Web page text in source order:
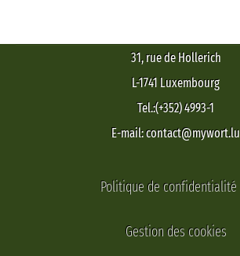
31, rue de Hollerich
L-1741 Luxembourg
Tel.:(+352) 4993-1
E-mail: contact@mywort.lu
Politique de confidentialité
Gestion des cookies